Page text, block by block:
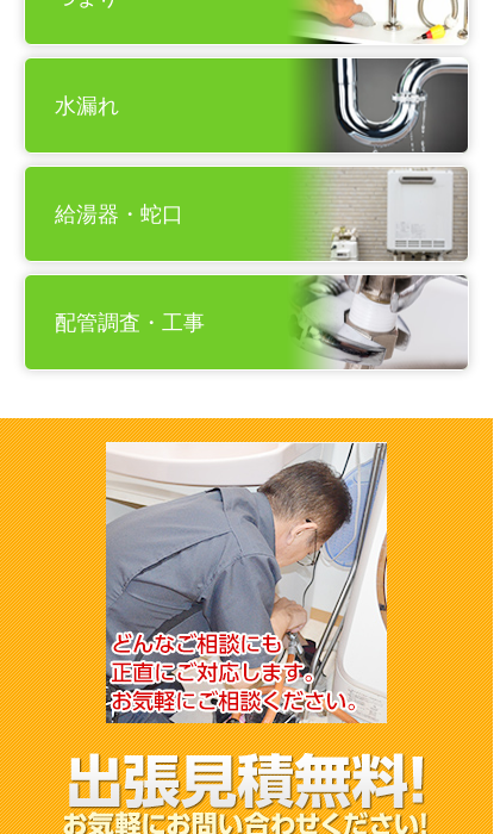
水漏れ
給湯器・蛇口
配管調査・工事